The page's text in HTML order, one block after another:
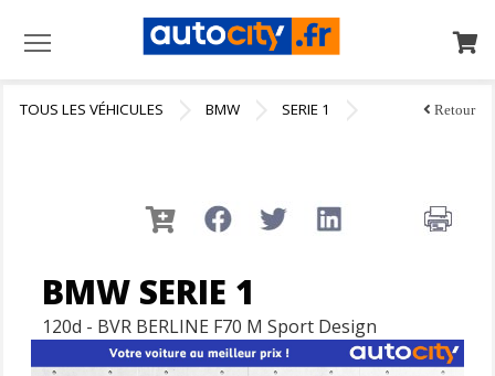
TOUS LES VÉHICULES BMW SERIE 1 Retour
BMW SERIE 1
120d - BVR BERLINE F70 M Sport Design